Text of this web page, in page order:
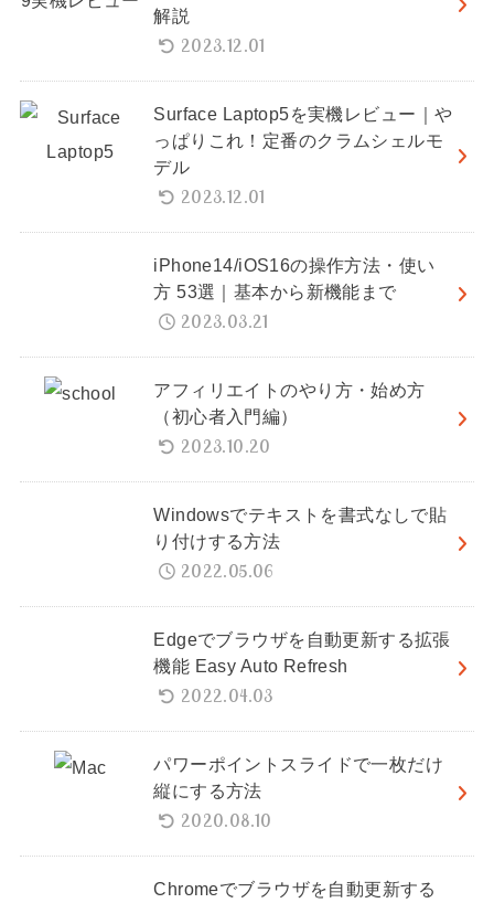
解説
2023.12.01
Surface Laptop5を実機レビュー｜や
っぱりこれ！定番のクラムシェルモ
デル
2023.12.01
iPhone14/iOS16の操作方法・使い
方 53選｜基本から新機能まで
2023.03.21
アフィリエイトのやり方・始め方
（初心者入門編）
2023.10.20
Windowsでテキストを書式なしで貼
り付けする方法
2022.05.06
Edgeでブラウザを自動更新する拡張
機能 Easy Auto Refresh
2022.04.03
パワーポイントスライドで一枚だけ
縦にする方法
2020.08.10
Chromeでブラウザを自動更新する